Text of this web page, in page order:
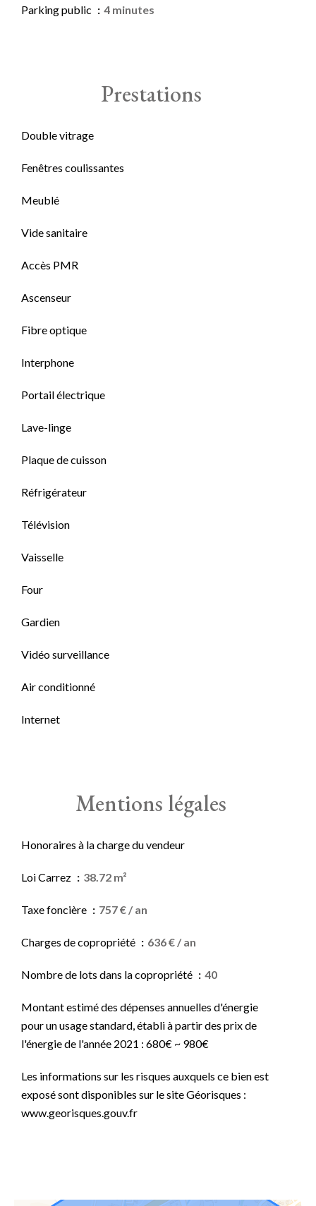
Parking public 4 minutes
Prestations
Double vitrage
Fenêtres coulissantes
Meublé
Vide sanitaire
Accès PMR
Ascenseur
Fibre optique
Interphone
Portail électrique
Lave-linge
Plaque de cuisson
Réfrigérateur
Télévision
Vaisselle
Four
Gardien
Vidéo surveillance
Air conditionné
Internet
Mentions légales
Honoraires à la charge du vendeur
Loi Carrez 38.72 m²
Taxe foncière 757 € / an
Charges de copropriété 636 € / an
Nombre de lots dans la copropriété 40
Montant estimé des dépenses annuelles d'énergie
pour un usage standard, établi à partir des prix de
l'énergie de l'année 2021 : 680€ ~ 980€
Les informations sur les risques auxquels ce bien est
exposé sont disponibles sur le site Géorisques :
www.georisques.gouv.fr